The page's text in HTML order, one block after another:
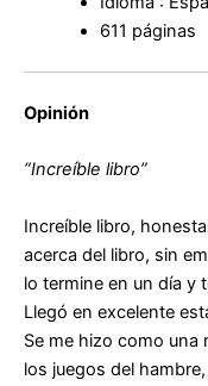
611 páginas
Opinión
“Increíble libro”
Increíble libro,
acerca del libro, sin
lo termine en un día y
Llegó en excelente
Se me hizo como una
los juegos del